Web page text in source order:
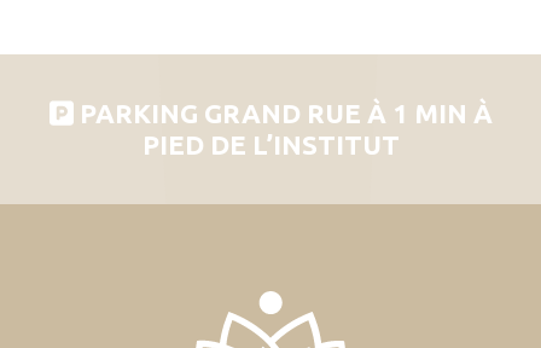
PARKING GRAND RUE À 1 MIN À
PIED DE L’INSTITUT